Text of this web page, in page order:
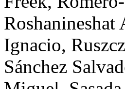
Roshanineshat
Ignacio,
Sánchez